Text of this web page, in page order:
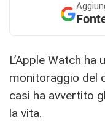
L’Apple Watch
monitoraggio del
casi ha avvertito
la vita.